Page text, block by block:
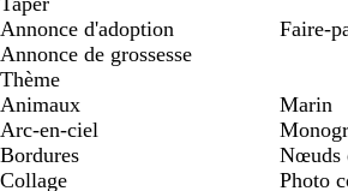
Annonce d'adoption
Annonce de grossesse
Faire-
Thème
Animaux
Arc-en-ciel
Bordures
Collage
Marin
Nœuds
Photo